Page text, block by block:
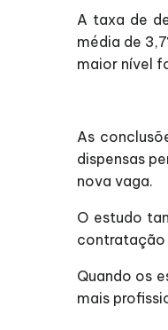
A taxa de
média de
maior nível
As
dispensas
nova vaga.
O estudo
contratação
Quando os
mais